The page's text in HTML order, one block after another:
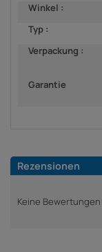
Winkel :
Typ :
Verpackung :
Garantie
Rezensionen
Keine Bewertungen